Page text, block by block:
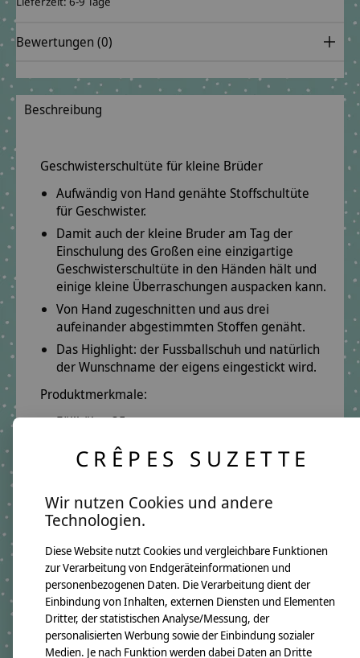
Bewertungen (0)
Beschreibung
Geschwisterschultüte für kleine Brüder
Aufwändig von Hand genähte Stoffschultüte
für Geschwister.
Damit auch der kleine Bruder am Tag der
Einschulung des Großen eine einzigartige
Geschwisterschultüte in den Händen hält und
einige kleine Überraschungen auspacken kann.
Von Hand zugeschnitten und aus drei
aufeinander abgestimmten Stoffen genäht.
Das Highlight: der Fussballschuh und natürlich
der Wunschname der eigens eingestickt wird.
Produktmerkmale:
Füllhöhe: 35 cm
inkl. Papprohling
Produktdetails:
Oberstoff:Grün mit Grün Karo
Mittelstoff:Grün mit Grün Karo
Unterstoff:
Fussballdesignstoff
Schriftfarbe:Türkis
Motiv:Fussballschuh
Produktangaben:
Geschwistertüte Kalle 2019
CRÊPES SUZETTE
Wir nutzen Cookies und andere
Technologien.
Diese Website nutzt Cookies und vergleichbare Funktionen
zur Verarbeitung von Endgeräteinformationen und
personenbezogenen Daten. Die Verarbeitung dient der
Einbindung von Inhalten, externen Diensten und Elementen
Dritter, der statistischen Analyse/Messung, der
personalisierten Werbung sowie der Einbindung sozialer
Medien. Je nach Funktion werden dabei Daten an Dritte